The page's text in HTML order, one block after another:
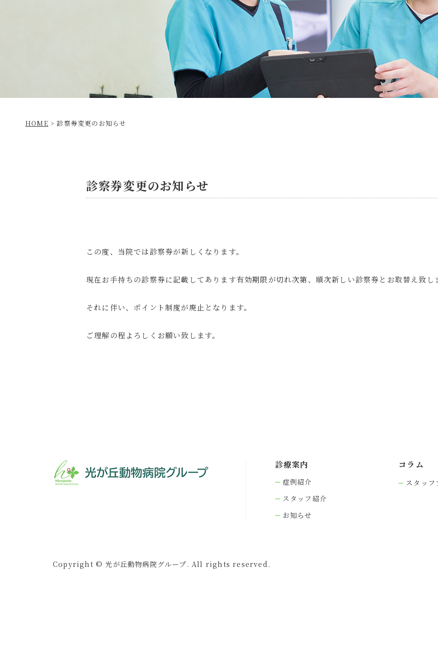
HOME >診察券変更のお知らせ
診察券変更のお知らせ
この度、当院では診察券が新しくなります。
現在お手持ちの診察券に記載してあります有効期限が切れ次第、順次新しい診察券とお取替え致し
それに伴い、ポイント制度が廃止となります。
ご理解の程よろしくお願い致します。
診療案内
症例紹介
スタッフ紹介
お知らせ
コラム
スタッフ
Copyright © 光が丘動物病院グループ. All rights reserved.